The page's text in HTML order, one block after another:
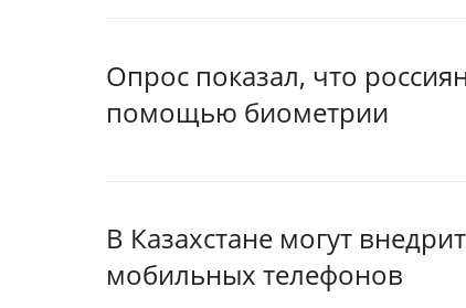
Опрос показал, что
помощью биометрии
В Казахстане могут
мобильных телефонов